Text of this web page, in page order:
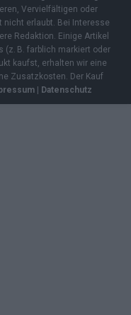
Vervielfältigen oder
erlaubt. Bei Interesse
Redaktion. Einige Artikel
(z. B. farblich markiert oder
kaufst, erhalten wir eine
Zusatzkosten. Der Kauf
| Datenschutz